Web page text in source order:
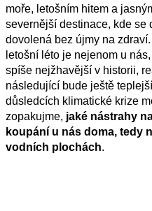
moře, letošním hitem a
severnější destinace, kde se
dovolená bez újmy na
letošní léto je nejenom u
spíše nejžhavější v historii,
následující bude ještě
důsledcích klimatické krize
zopakujme, jaké nástrahy
koupání u nás doma, tedy
vodních plochách.